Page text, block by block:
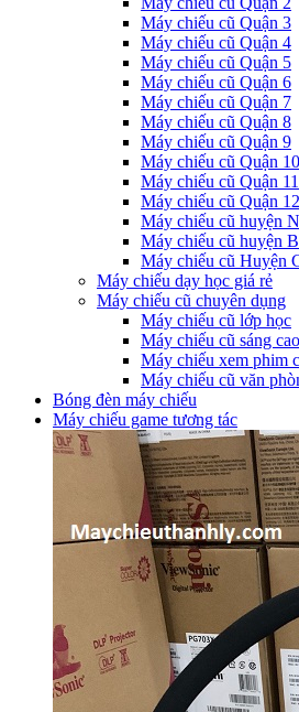
Máy chiếu cũ Quận 3
Máy chiếu cũ Quận 4
Máy chiếu cũ Quận 5
Máy chiếu cũ Quận 6
Máy chiếu cũ Quận 7
Máy chiếu cũ Quận 8
Máy chiếu cũ Quận 9
Máy chiếu cũ Quận 10
Máy chiếu cũ Quận 11
Máy chiếu cũ Quận 12
Máy chiếu cũ huyện
Máy chiếu cũ huyện
Máy chiếu cũ Huyện
Máy chiếu dạy học giá rẻ
Máy chiếu cũ chuyên dụng
Máy chiếu cũ lớp học
Máy chiếu cũ sáng cao
Máy chiếu xem phim
Máy chiếu cũ văn
Bóng đèn máy chiếu
Máy chiếu game tương tác